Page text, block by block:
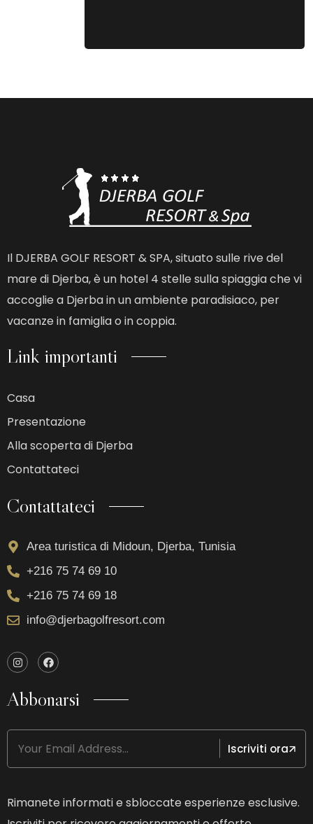
Il DJERBA GOLF RESORT & SPA, situato sulle rive del
mare di Djerba, è un hotel 4 stelle sulla spiaggia che vi
accoglie a Djerba in un ambiente paradisiaco, per
vacanze in famiglia o in coppia.
Link importanti
Casa
Presentazione
Alla scoperta di Djerba
Contattateci
Contattateci
Area turistica di Midoun, Djerba, Tunisia
+216 75 74 69 10
+216 75 74 69 18
info@djerbagolfresort.com
Abbonarsi
Iscriviti ora
Rimanete informati e sbloccate esperienze esclusive.